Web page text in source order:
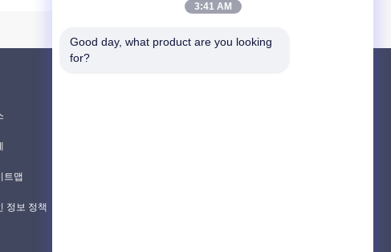
316L SS 안정적 섬유 스트
트맵
정보 정책
3:41 AM
Good day, what product are you looking
for?